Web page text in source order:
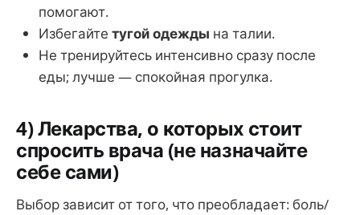
помогают.
Избегайте тугой одежды на талии.
Не тренируйтесь интенсивно сразу после
еды; лучше — спокойная прогулка.
4) Лекарства, о которых стоит
спросить врача (не назначайте
себе сами)
Выбор зависит от того, что преобладает: боль/